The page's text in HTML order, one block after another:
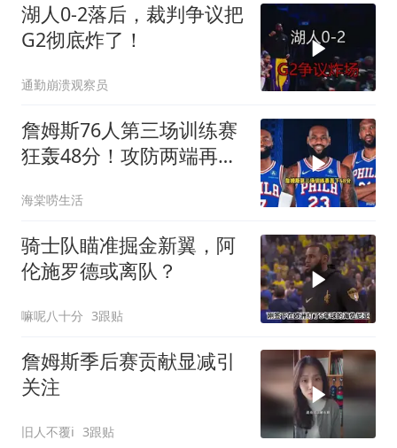
湖人0-2落后，裁判争议把
G2彻底炸了！
通勤崩溃观察员
詹姆斯76人第三场训练赛
狂轰48分！攻防两端再次
海棠唠生活
骑士队瞄准掘金新翼，阿
伦施罗德或离队？
嘛呢八十分 3跟贴
詹姆斯季后赛贡献显减引
关注
旧人不覆i 3跟贴